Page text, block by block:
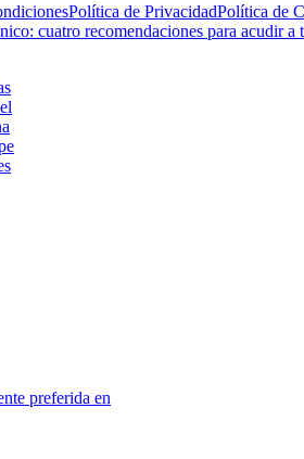
Política de PrivacidadPolítica de
preferida en